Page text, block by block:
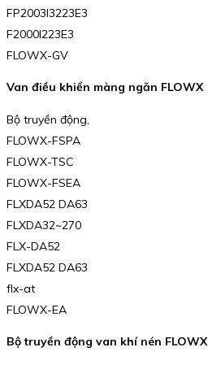
FP2003I3223E3
F2000I223E3
FLOWX-GV
Van điều khiển màng ngăn FLOWX
Bộ truyền động,
FLOWX-FSPA
FLOWX-TSC
FLOWX-FSEA
FLXDA52 DA63
FLXDA32~270
FLX-DA52
FLXDA52 DA63
flx-at
FLOWX-EA
Bộ truyền động van khí nén FLOWX